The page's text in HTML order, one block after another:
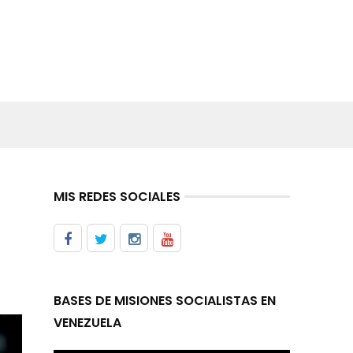
MIS REDES SOCIALES
BASES DE MISIONES SOCIALISTAS EN
VENEZUELA